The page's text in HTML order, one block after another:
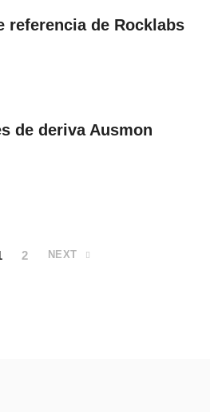
referencia de Rocklabs
de deriva Ausmon
2 NEXT